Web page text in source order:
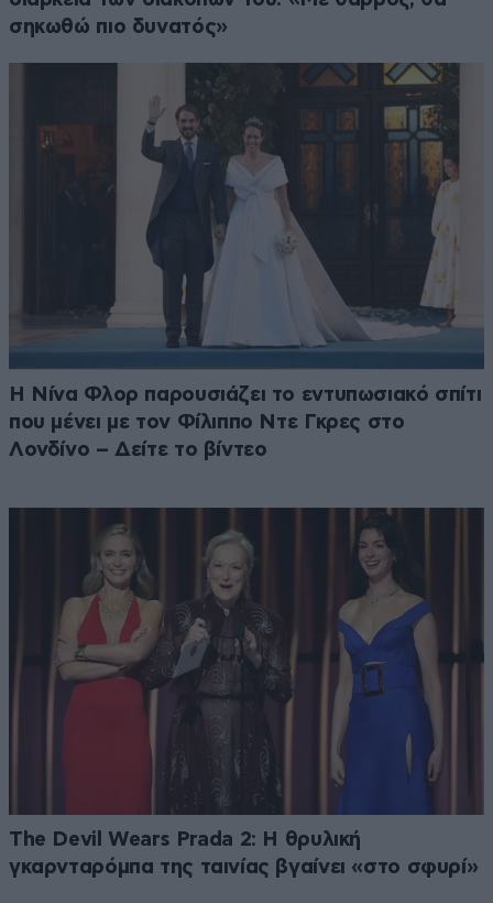
σηκωθώ πιο δυνατός»
Η Νίνα Φλορ παρουσιάζει το εντυπωσιακό σπίτι
που μένει με τον Φίλιππο Ντε Γκρες στο
Λονδίνο – Δείτε το βίντεο
The Devil Wears Prada 2: Η θρυλική
γκαρνταρόμπα της ταινίας βγαίνει «στο σφυρί»